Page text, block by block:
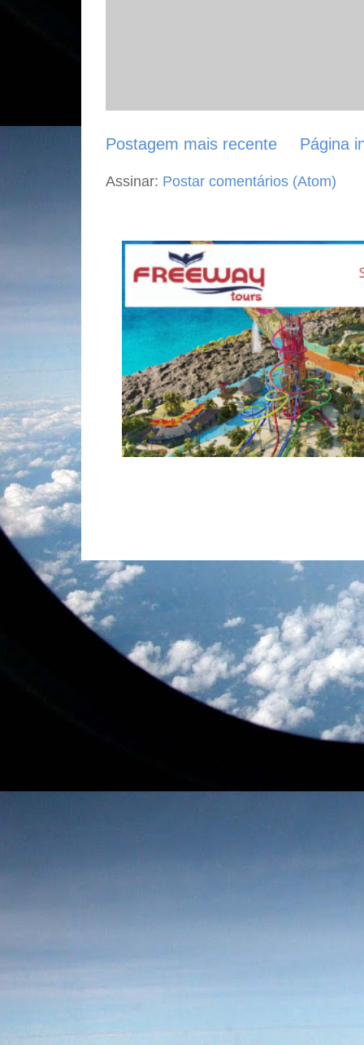
Postagem mais recente Página
Assinar: Postar comentários (Atom)